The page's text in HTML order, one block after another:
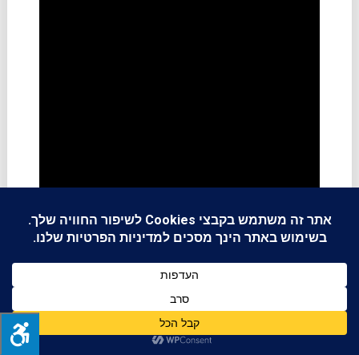
מציגה ליין של מספר מוצרי הגנה מתנפחים (יצויין שחברת
דיינזה מייצרת עוד מוצרי הגנה מתנפחים המשולבים בליין
מעילים וחליפות מסלול שלה, אבל אלו אינם מיובאים בצורה